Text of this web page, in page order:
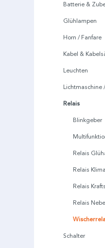
Batterie &
Glühlampen
Horn / Fanfare
Kabel &
Leuchten
Lichtmaschine
Relais
Blinkgeber
Relais
Relais
Relais
Relais
Schalter